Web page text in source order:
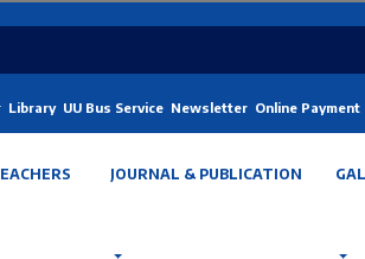
Library UU Bus Service Newsletter Online Payment
JOURNAL & PUBLICATION